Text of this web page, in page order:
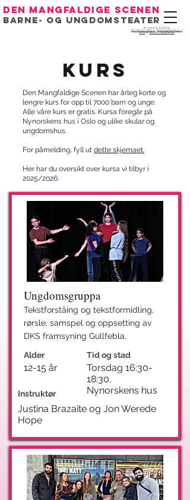
Eit samarbeid mellom
Det Norske Teatret ,Bondeungdomslaget i
OsloogNoregs Ungdomslag
Den mangfaldige scenen
Barne- og ungdomsteater
Kurs
Den Mangfaldige Scenen har årleg korte og
lengre kurs for opp til 7000 barn og unge.
Alle våre kurs er gratis. Kursa foregår på
Nynorskens hus i Oslo og ulike skular og
ungdomshus.
For påmelding, fyll ut dette skjemaet.
Her har du oversikt over kursa vi tilbyr i
2025/2026:
Ungdomsgruppa
Tekstforståing og tekstformidling,
rørsle, samspel og oppsetting av
DKS framsyning Gullfebla.
Alder
12-15 år
Instruktør
Tid og stad
Torsdag 16:30-
18:30,
Nynorskens hus
Justina Brazaite og Jon Werede
Hope